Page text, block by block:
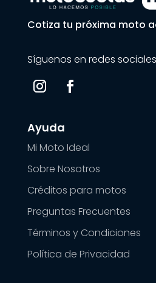
Cotiza tu próxima moto
Síguenos en redes sociales
Ayuda
Mi Moto Ideal
Sobre Nosotros
Créditos para motos
Preguntas Frecuentes
Términos y Condiciones
Política de Privacidad